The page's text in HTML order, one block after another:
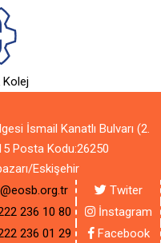
Kolej
İsmail Kanatlı Bulvarı (2.
Posta Kodu:26250
Eskişehir
Twiter
236 10 80
İnstagram
236 01 29 Facebook